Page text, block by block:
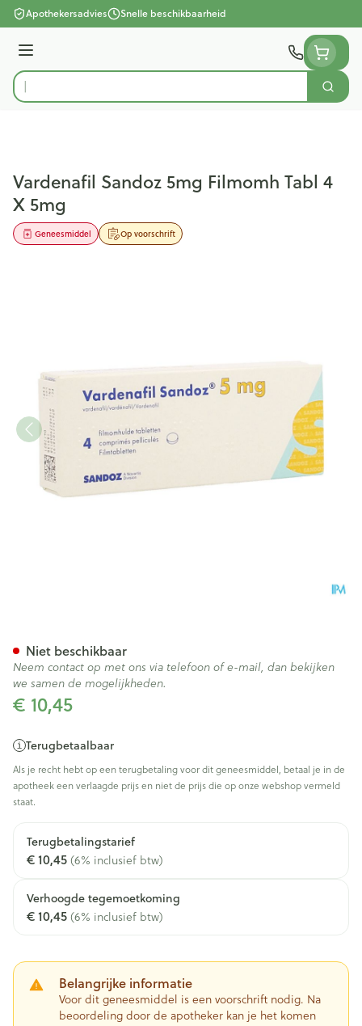
Ga naar de inhoud
Apothekersadvies Snelle beschikbaarheid
Menu
Product, merk, categorie...
Zoek
Vardenafil Sandoz 5mg Filmomh Tabl 4
X 5mg
Op voorschrift
Geneesmiddel
€ 10,45
Terugbetaalbaar
Als je recht hebt op een terugbetaling voor dit geneesmiddel, betaal je in de
apotheek een verlaagde prijs en niet de prijs die op onze webshop vermeld
staat.
Terugbetalingstarief
€ 10,45(6% inclusief btw)
Verhoogde tegemoetkoming
€ 10,45(6% inclusief btw)
Belangrijke informatie
Voor dit geneesmiddel is een voorschrift nodig. Na
beoordeling door de apotheker kan je het komen
Niet beschikbaar
Neem contact op met ons via telefoon of e-mail, dan bekijken
we samen de mogelijkheden.